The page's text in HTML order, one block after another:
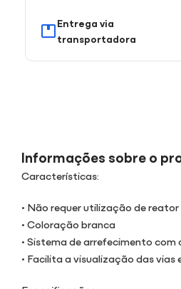
Entrega via
transportadora
Informações sobre o
Características:
• Não requer utilização de reator
• Coloração branca
• Sistema de arrefecimento com
• Facilita a visualização das vias